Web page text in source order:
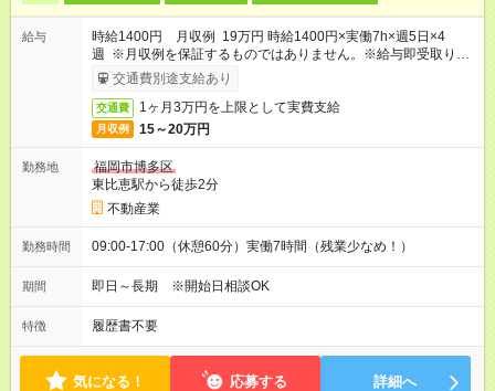
給与
時給1400円 月収例 19万円 時給1400円×実働7h×週5日×4
週 ※月収例を保証するものではありません。※給与即受取りサ
ービス利用可（利用条件有）
交通費別途支給あり
交通費 1ヶ月3万円を上限として実費支給
月収例 15～20万円
勤務地
福岡市博多区
東比恵駅から徒歩2分
不動産業
勤務時間 09:00-17:00（休憩60分）実働7時間（残業少なめ！）
期間 即日～長期 ※開始日相談OK
特徴 履歴書不要
気になる！ 応募する 詳細へ